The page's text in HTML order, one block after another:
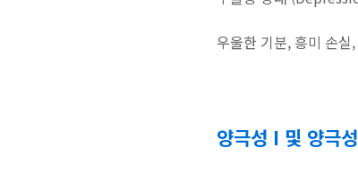
우울한 기분, 흥미 손
양극성 I 및 양극